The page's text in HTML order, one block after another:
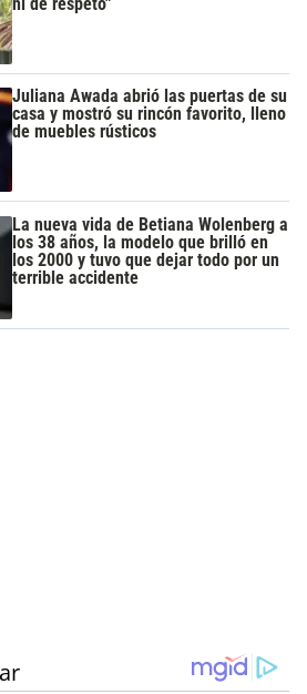
Juliana Awada abrió las puertas de su
casa y mostró su rincón favorito, lleno
de muebles rústicos
La nueva vida de Betiana Wolenberg a
los 38 años, la modelo que brilló en
los 2000 y tuvo que dejar todo por un
terrible accidente